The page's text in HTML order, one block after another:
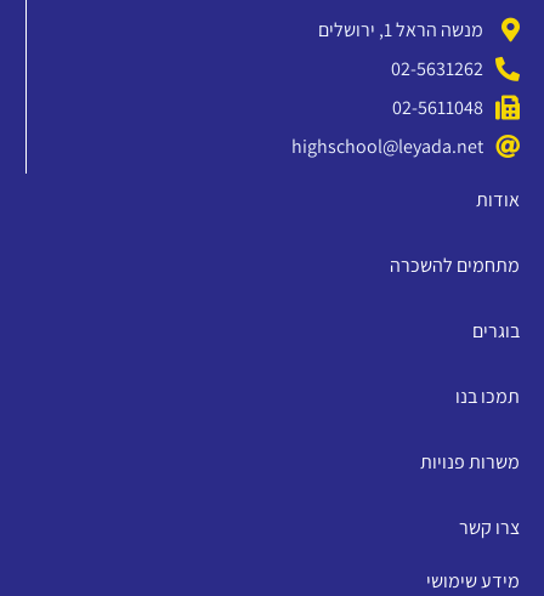
מנשה הראל 1, ירושלים
02-5631262
02-5611048
highschool@leyada.net
אודות
מתחמים להשכרה
בוגרים
תמכו בנו
משרות פנויות
צרו קשר
מידע שימושי